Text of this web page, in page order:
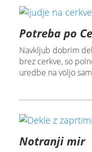
Potreba po
Navkljub dobrim
brez cerkve, so
uredbe na voljo
Notranji mir